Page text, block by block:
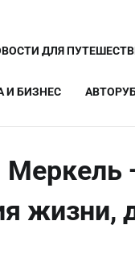
ДЛЯ
И БИЗНЕС
жизни,